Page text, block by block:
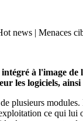
news | Menaces
à l'image
les logiciels,
plusieurs
ce qui